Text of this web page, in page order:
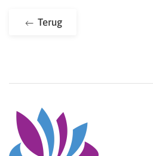
Terug